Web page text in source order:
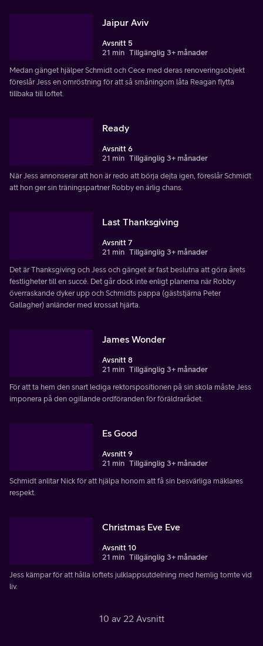
Jaipur Aviv
Avsnitt 5
21 min Tillgänglig 3+ månader
Medan gänget hjälper Schmidt och Cece med deras renoveringsobjekt
föreslår Jess en omröstning för att så småningom låta Reagan flytta
tillbaka till loftet.
Ready
Avsnitt 6
21 min Tillgänglig 3+ månader
När Jess annonserar att hon är redo att börja dejta igen, föreslår Schmidt
att hon ger sin träningspartner Robby en ärlig chans.
Last Thanksgiving
Avsnitt 7
21 min Tillgänglig 3+ månader
Det är Thanksgiving och Jess och gänget är fast beslutna att göra årets
festligheter till en succé. Det går dock inte enligt planerna när Robby
överraskande dyker upp och Schmidts pappa (gäststjärna Peter
Gallagher) anländer med krossat hjärta.
James Wonder
Avsnitt 8
21 min Tillgänglig 3+ månader
För att ta hem den snart lediga rektorspositionen på sin skola måste Jess
imponera på den ogillande ordföranden för föräldrarådet.
Es Good
Avsnitt 9
21 min Tillgänglig 3+ månader
Schmidt anlitar Nick för att hjälpa honom att få sin besvärliga mäklares
respekt.
Christmas Eve Eve
Avsnitt 10
21 min Tillgänglig 3+ månader
Jess kämpar för att hålla loftets julklappsutdelning med hemlig tomte vid
liv.
10 av 22 Avsnitt